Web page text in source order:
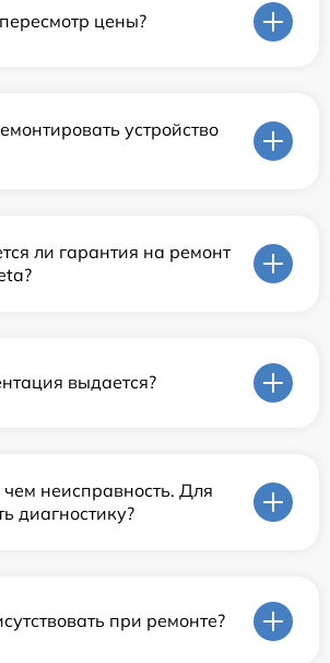
цены?
устройство
ли гарантия на ремонт
выдается?
неисправность. Для
диагностику?
при ремонте?